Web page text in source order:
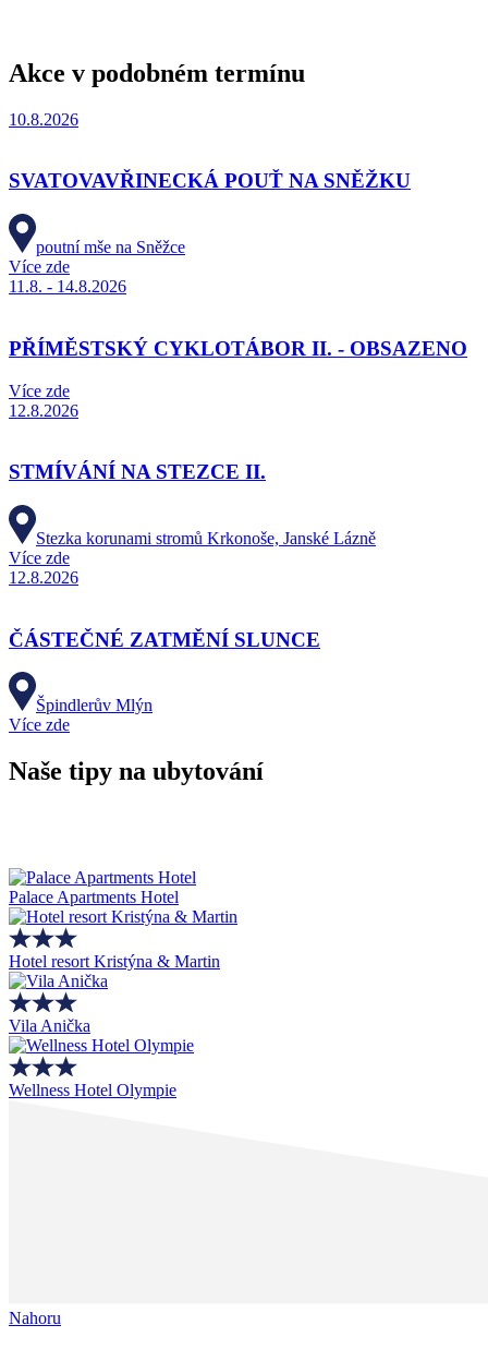
Akce v podobném termínu
10.8.2026
SVATOVAVŘINECKÁ POUŤ NA SNĚŽKU
poutní mše na Sněžce
Více zde
11.8. - 14.8.2026
PŘÍMĚSTSKÝ CYKLOTÁBOR II. - OBSAZENO
Více zde
12.8.2026
STMÍVÁNÍ NA STEZCE II.
Stezka korunami stromů Krkonoše, Janské Lázně
Více zde
12.8.2026
ČÁSTEČNÉ ZATMĚNÍ SLUNCE
Špindlerův Mlýn
Více zde
Naše tipy na ubytování
Palace Apartments Hotel
Hotel resort Kristýna & Martin
Vila Anička
Wellness Hotel Olympie
Nahoru